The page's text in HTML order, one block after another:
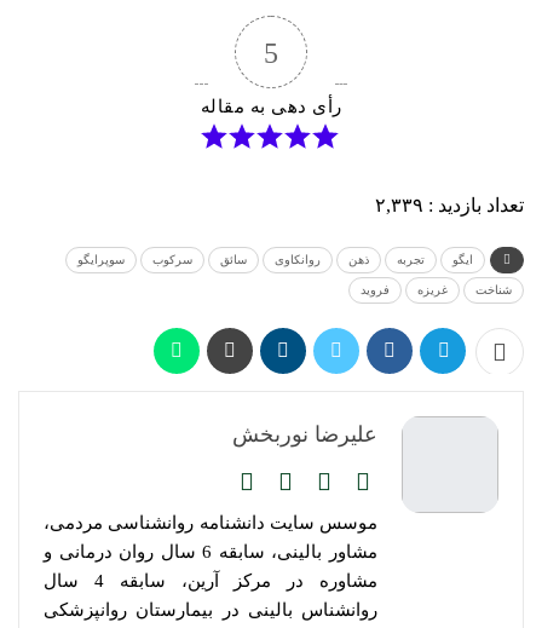
5
رأی دهی به مقاله
تعداد بازدید : ۲,۳۳۹
ایگو تجربه ذهن روانکاوی سائق سرکوب سوپرايگو
شناخت غریزه فروید
علیرضا نوربخش
موسس سایت دانشنامه روانشناسی مردمی،
مشاور بالینی، سابقه 6 سال روان درمانی و
مشاوره در مرکز آرین، سابقه 4 سال
روانشناس بالینی در بیمارستان روانپزشکی